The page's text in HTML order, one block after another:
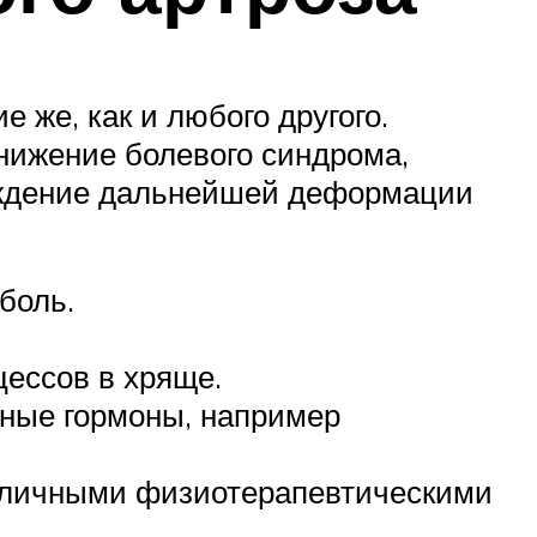
же, как и любого другого.
болевого синдрома,
дальнейшей деформации
в хряще.
гормоны, например
физиотерапевтическими